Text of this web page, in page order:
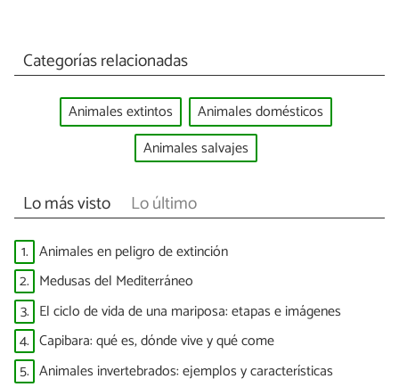
Categorías relacionadas
Animales extintos
Animales domésticos
Animales salvajes
Lo más visto Lo último
1. Animales en peligro de extinción
2. Medusas del Mediterráneo
3. El ciclo de vida de una mariposa: etapas e imágenes
4. Capibara: qué es, dónde vive y qué come
5. Animales invertebrados: ejemplos y características